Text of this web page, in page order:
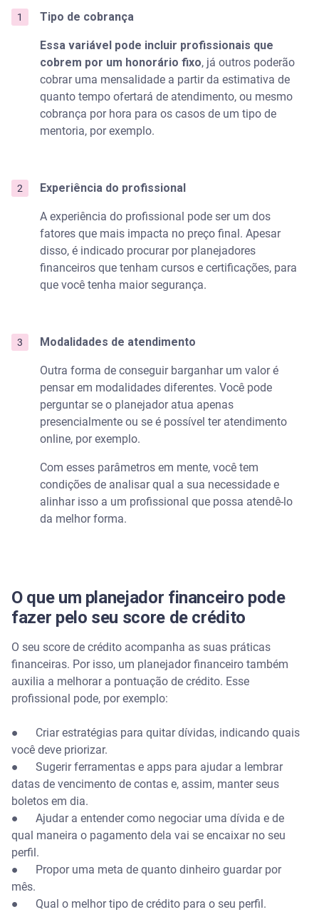
Tipo de cobrança
Essa variável pode incluir profissionais que
cobrem por um honorário fixo, já outros poderão
cobrar uma mensalidade a partir da estimativa de
quanto tempo ofertará de atendimento, ou mesmo
cobrança por hora para os casos de um tipo de
mentoria, por exemplo.
Experiência do profissional
A experiência do profissional pode ser um dos
fatores que mais impacta no preço final. Apesar
disso, é indicado procurar por planejadores
financeiros que tenham cursos e certificações, para
que você tenha maior segurança.
Modalidades de atendimento
Outra forma de conseguir barganhar um valor é
pensar em modalidades diferentes. Você pode
perguntar se o planejador atua apenas
presencialmente ou se é possível ter atendimento
online, por exemplo.
Com esses parâmetros em mente, você tem
condições de analisar qual a sua necessidade e
alinhar isso a um profissional que possa atendê-lo
da melhor forma.
O que um planejador financeiro pode
fazer pelo seu score de crédito
O seu score de crédito acompanha as suas práticas
financeiras. Por isso, um planejador financeiro também
auxilia a melhorar a pontuação de crédito. Esse
profissional pode, por exemplo:
● Criar estratégias para quitar dívidas, indicando quais
você deve priorizar.
● Sugerir ferramentas e apps para ajudar a lembrar
datas de vencimento de contas e, assim, manter seus
boletos em dia.
● Ajudar a entender como negociar uma dívida e de
qual maneira o pagamento dela vai se encaixar no seu
perfil.
● Propor uma meta de quanto dinheiro guardar por
mês.
● Qual o melhor tipo de crédito para o seu perfil.